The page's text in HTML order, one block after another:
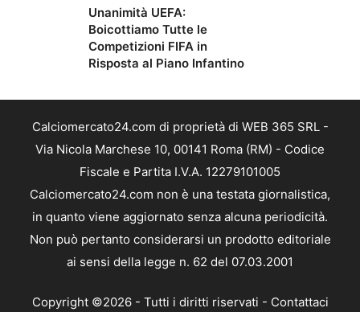
Unanimità UEFA:
Boicottiamo Tutte le
Competizioni FIFA in
Risposta al Piano Infantino
Calciomercato24.com di proprietà di WEB 365 SRL -
Via Nicola Marchese 10, 00141 Roma (RM) - Codice
Fiscale e Partita I.V.A. 12279101005
Calciomercato24.com non è una testata giornalistica,
in quanto viene aggiornato senza alcuna periodicità.
Non può pertanto considerarsi un prodotto editoriale
ai sensi della legge n. 62 del 07.03.2001
Copyright ©2026 - Tutti i diritti riservati - Contattaci